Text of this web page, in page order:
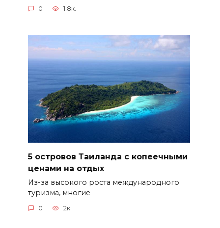
0 1.8к.
5 островов Таиланда с копеечными
ценами на отдых
Из-за высокого роста международного
туризма, многие
0 2к.